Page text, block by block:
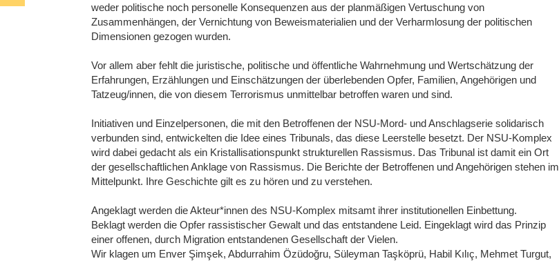
weder politische noch personelle Konsequenzen aus der planmäßigen Vertuschung von
Zusammenhängen, der Vernichtung von Beweismaterialien und der Verharmlosung der politischen
Dimensionen gezogen wurden.
Vor allem aber fehlt die juristische, politische und öffentliche Wahrnehmung und Wertschätzung der
Erfahrungen, Erzählungen und Einschätzungen der überlebenden Opfer, Familien, Angehörigen und
Tatzeug/innen, die von diesem Terrorismus unmittelbar betroffen waren und sind.
Initiativen und Einzelpersonen, die mit den Betroffenen der NSU-Mord- und Anschlagserie solidarisch
verbunden sind, entwickelten die Idee eines Tribunals, das diese Leerstelle besetzt. Der NSU-Komplex
wird dabei gedacht als ein Kristallisationspunkt strukturellen Rassismus. Das Tribunal ist damit ein Ort
der gesellschaftlichen Anklage von Rassismus. Die Berichte der Betroffenen und Angehörigen stehen im
Mittelpunkt. Ihre Geschichte gilt es zu hören und zu verstehen.
Angeklagt werden die Akteur*innen des NSU-Komplex mitsamt ihrer institutionellen Einbettung.
Beklagt werden die Opfer rassistischer Gewalt und das entstandene Leid. Eingeklagt wird das Prinzip
einer offenen, durch Migration entstandenen Gesellschaft der Vielen.
Wir klagen um Enver Şimşek, Abdurrahim Özüdoğru, Süleyman Taşköprü, Habil Kılıç, Mehmet Turgut,